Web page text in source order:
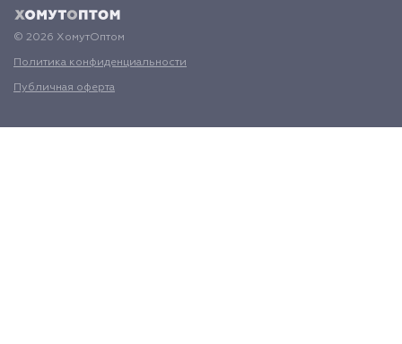
© 2026 ХомутОптом
Политика конфиденциальности
Публичная оферта